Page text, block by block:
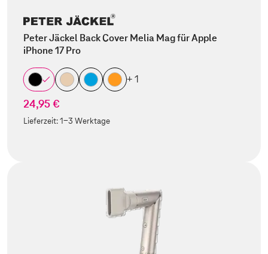
Peter Jäckel Back Cover Melia Mag für Apple
iPhone 17 Pro
+ 1
24,95 €
Lieferzeit:1-3 Werktage